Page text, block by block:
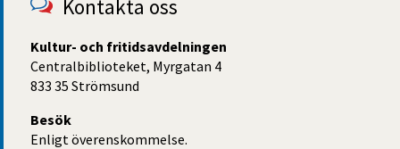
Kontakta oss
Kultur- och fritidsavdelningen
Centralbiblioteket, Myrgatan 4
833 35 Strömsund
Besök
Enligt överenskommelse.